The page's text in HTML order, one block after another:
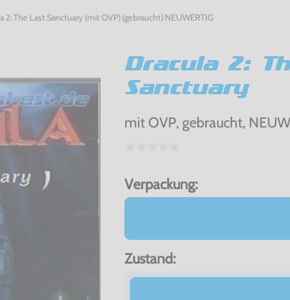
2: The Last Sanctuary (mit OVP) (gebraucht) NEUWERTIG
Dracula 2:
Sanctuary
mit OVP, gebraucht,
Verpackung:
Zustand: